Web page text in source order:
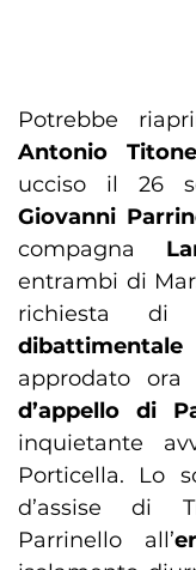
Potrebbe
Antonio Titone
ucciso il 26
Giovanni
compagna
entrambi di
richiesta di
approdato
d’appello di
inquietante
Porticella. Lo
d’assise di
Parrinello all’